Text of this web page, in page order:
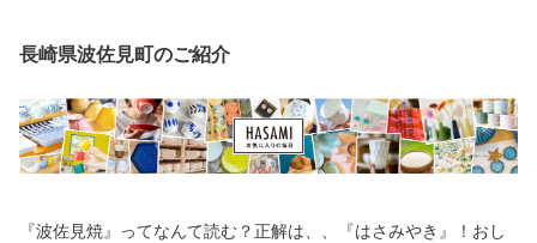
長崎県波佐見町のご紹介
『波佐見焼』ってなんて読む？正解は、、『はさみやき』！おし